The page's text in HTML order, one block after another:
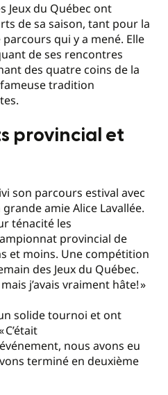
Jeux du Québec ont
de sa saison, tant pour la
qui y a mené. Elle
de ses rencontres
des quatre coins de la
tradition
provincial et
son parcours estival avec
amie Alice Lavallée.
ténacité les
provincial de
et moins. Une compétition
des Jeux du Québec.
j’avais vraiment hâte! »
solide tournoi et ont
nous avons eu
terminé en deuxième